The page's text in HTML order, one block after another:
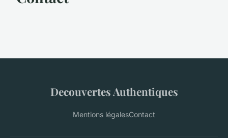
Decouvertes Authentiques
Mentions légalesContact